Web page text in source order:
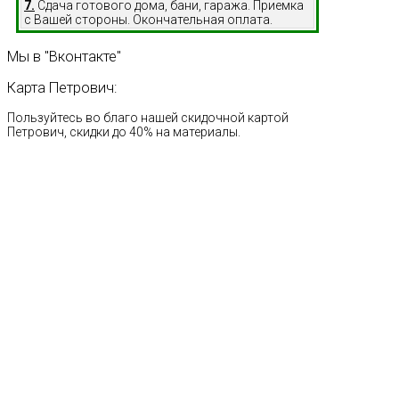
7. Сдача готового дома, бани, гаража. Приемка
с Вашей стороны. Окончательная оплата.
Мы в "Вконтакте"
Карта Петрович:
Пользуйтесь во благо нашей скидочной картой
Петрович, скидки до 40% на материалы.